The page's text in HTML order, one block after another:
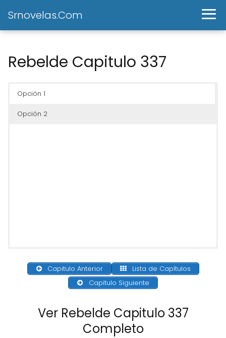
Srnovelas.Com
Rebelde Capitulo 337
Opción 1
Opción 2
Capitulo Anterior
Lista de Capítulos
Capitulo Siguiente
Ver Rebelde Capitulo 337
Completo